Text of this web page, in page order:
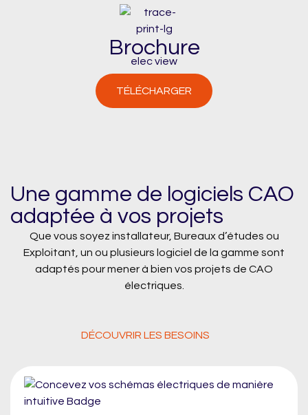
Brochure
elec view
TÉLÉCHARGER
Une gamme de logiciels CAO
adaptée à vos projets
Que vous soyez installateur, Bureaux d’études ou
Exploitant, un ou plusieurs logiciel de la gamme sont
adaptés pour mener à bien vos projets de CAO
électriques.
DÉCOUVRIR LES BESOINS